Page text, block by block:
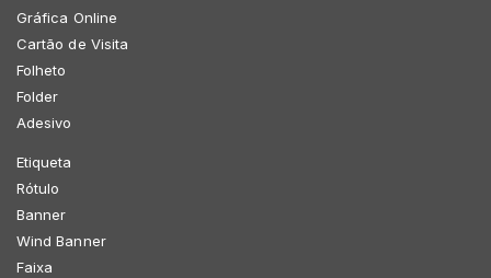
Gráfica Online
Cartão de Visita
Folheto
Folder
Adesivo
Etiqueta
Rótulo
Banner
Wind Banner
Faixa